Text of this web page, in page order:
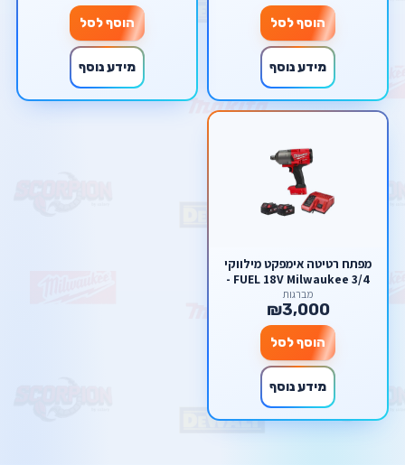
הוסף לסל
מידע נוסף
הוסף לסל
מידע נוסף
מפתח רטיטה אימפקט מילווקי
3/4 FUEL 18V Milwaukee -
שתי סוללות 5am + מטען מהיר
בארגז
מברגות
₪3,000
הוסף לסל
מידע נוסף